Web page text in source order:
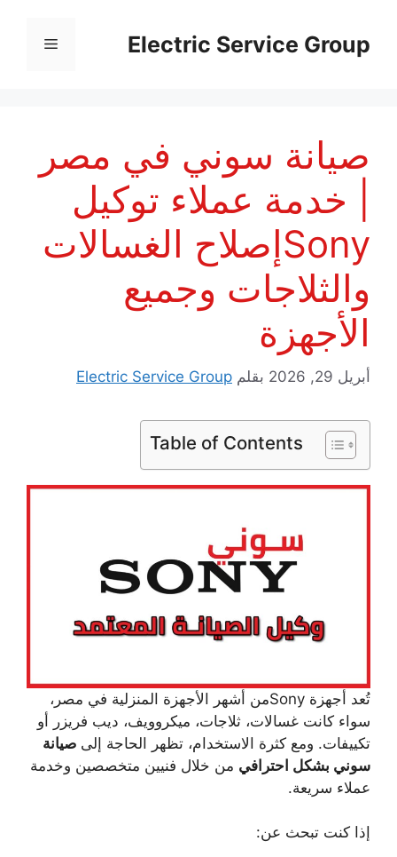
المحتوىElectric Service Group القائمة
صيانة سوني في مصر
| خدمة عملاء توكيل
Sonyإصلاح الغسالات
والثلاجات وجميع
الأجهزة
أبريل 29, 2026 بقلم Electric Service Group
Table of Contents
تُعد أجهزة Sonyمن أشهر الأجهزة المنزلية في مصر،
سواء كانت غسالات، ثلاجات، ميكروويف، ديب فريزر أو
تكييفات. ومع كثرة الاستخدام، تظهر الحاجة إلى صيانة
سوني بشكل احترافي من خلال فنيين متخصصين وخدمة
عملاء سريعة.
إذا كنت تبحث عن: